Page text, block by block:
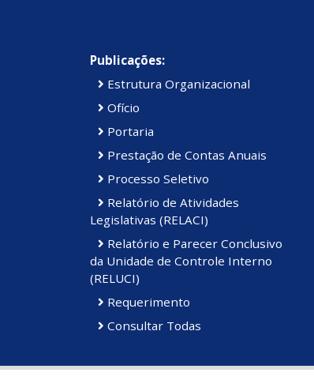
Publicações:
Estrutura Organizacional
Ofício
Portaria
Prestação de Contas Anuais
Processo Seletivo
Relatório de Atividades
Legislativas (RELACI)
Relatório e Parecer Conclusivo
da Unidade de Controle Interno
(RELUCI)
Requerimento
Consultar Todas